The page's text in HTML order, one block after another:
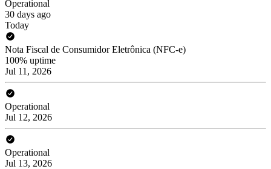
Operational
30 days ago
Today
Nota Fiscal de Consumidor Eletrônica (NFC-e)
100% uptime
Jul 11, 2026
Operational
Jul 12, 2026
Operational
Jul 13, 2026